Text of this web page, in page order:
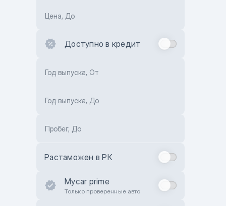
Цена, До
Доступно в кредит
Год выпуска, От
Год выпуска, До
Пробег, До
Растаможен в РК
Mycar prime
Только проверенные авто